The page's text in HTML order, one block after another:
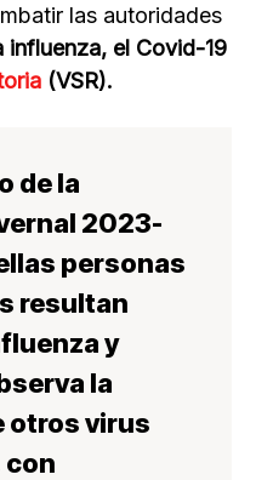
las autoridades
influenza, el Covid-19
(VSR).
de la
2023-
personas
resultan
y
la
otros virus
con